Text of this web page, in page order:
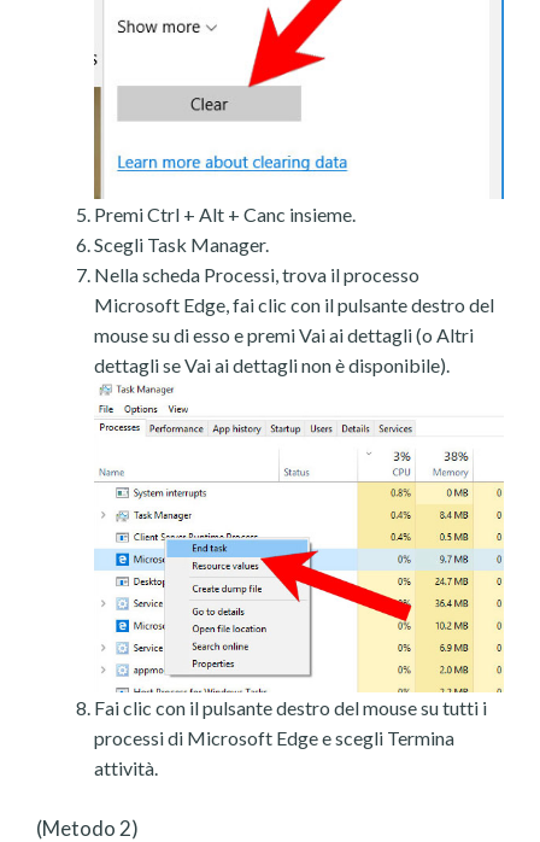
Premi Ctrl + Alt + Canc insieme.
Scegli Task Manager.
Nella scheda Processi, trova il processo
Microsoft Edge, fai clic con il pulsante destro del
mouse su di esso e premi Vai ai dettagli (o Altri
dettagli se Vai ai dettagli non è disponibile).
Fai clic con il pulsante destro del mouse su tutti i
processi di Microsoft Edge e scegli Termina
attività.
(Metodo 2)